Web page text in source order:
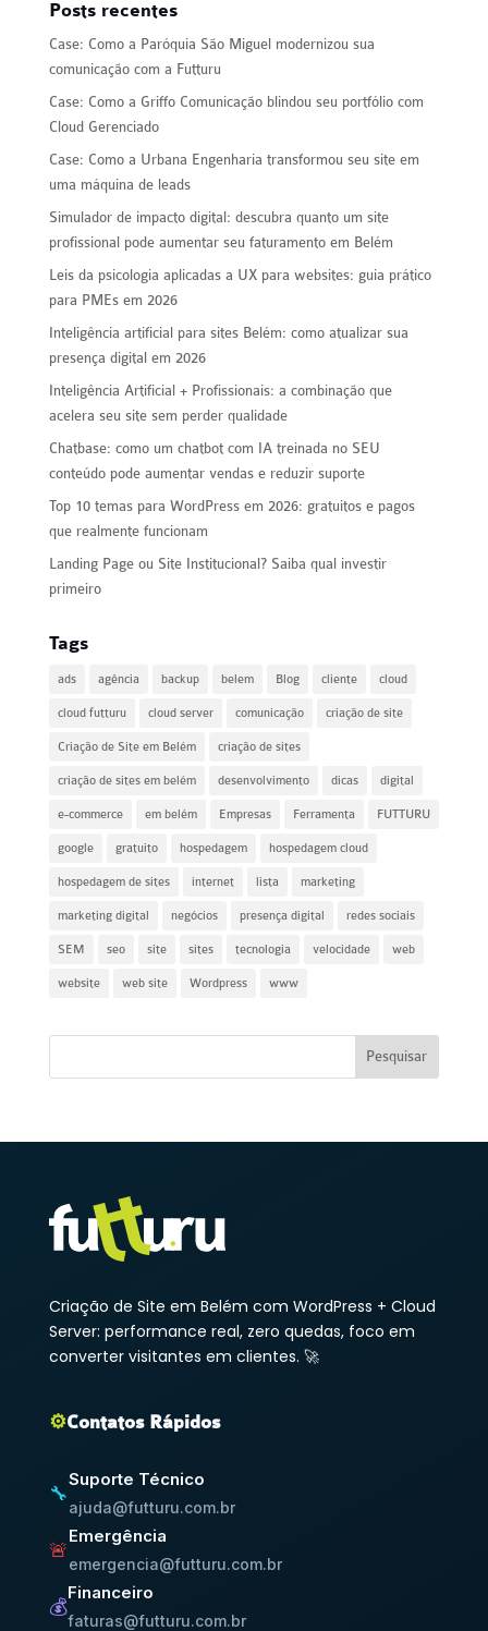
Posts recentes
Case: Como a Paróquia São Miguel modernizou sua
comunicação com a Futturu
Case: Como a Griffo Comunicação blindou seu portfólio com
Cloud Gerenciado
Case: Como a Urbana Engenharia transformou seu site em
uma máquina de leads
Simulador de impacto digital: descubra quanto um site
profissional pode aumentar seu faturamento em Belém
Leis da psicologia aplicadas a UX para websites: guia prático
para PMEs em 2026
Inteligência artificial para sites Belém: como atualizar sua
presença digital em 2026
Inteligência Artificial + Profissionais: a combinação que
acelera seu site sem perder qualidade
Chatbase: como um chatbot com IA treinada no SEU
conteúdo pode aumentar vendas e reduzir suporte
Top 10 temas para WordPress em 2026: gratuitos e pagos
que realmente funcionam
Landing Page ou Site Institucional? Saiba qual investir
primeiro
Tags
ads agência backup belem Blog cliente cloud
cloud futturu cloud server comunicação criação de site
Criação de Site em Belém criação de sites
criação de sites em belém desenvolvimento dicas digital
e-commerce em belém Empresas Ferramenta FUTTURU
google gratuito hospedagem hospedagem cloud
hospedagem de sites internet lista marketing
marketing digital negócios presença digital redes sociais
SEM seo site sites tecnologia velocidade web
website web site Wordpress www
Criação de Site em Belém com WordPress + Cloud
Server: performance real, zero quedas, foco em
converter visitantes em clientes. 🚀
⚙️Contatos Rápidos
🔧
Suporte Técnico
ajuda@futturu.com.br
🚨
Emergência
emergencia@futturu.com.br
💰
Financeiro
faturas@futturu.com.br